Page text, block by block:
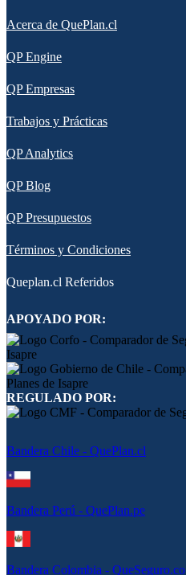
Acerca de QuePlan.cl
QP Engine
QP Empresas
Trabajos y Prácticas
QP Analytics
QP Blog
QP Presupuestos
Términos y Condiciones
Queplan.cl Referidos
APOYADO POR:
REGULADO POR:
Bandera Chile - QuePlan.cl
Bandera Perú - QuePlan.pe
Bandera Colombia - QueSeguro.co